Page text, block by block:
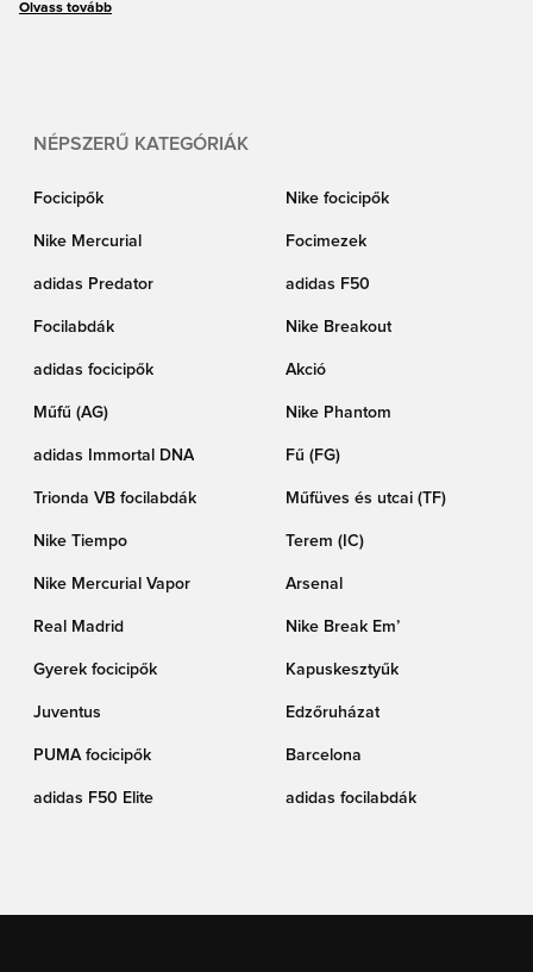
érdekelnek, akkor jó helyen jársz. Mert itt megtalálod az adidas Copa Pure 2
Olvass tovább
NÉPSZERŰ KATEGÓRIÁK
Focicipők Nike focicipők
Nike Mercurial Focimezek
adidas Predator adidas F50
Focilabdák Nike Breakout
adidas focicipők Akció
Műfű (AG) Nike Phantom
adidas Immortal DNA Fű (FG)
Trionda VB focilabdák Műfüves és utcai (TF)
Nike Tiempo Terem (IC)
Nike Mercurial Vapor Arsenal
Real Madrid Nike Break Em’
Gyerek focicipők Kapuskesztyűk
Juventus Edzőruházat
PUMA focicipők Barcelona
adidas F50 Elite adidas focilabdák